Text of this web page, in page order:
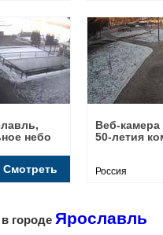
небо
Смотреть
Веб-
50-летия
Россия
городе Ярославль